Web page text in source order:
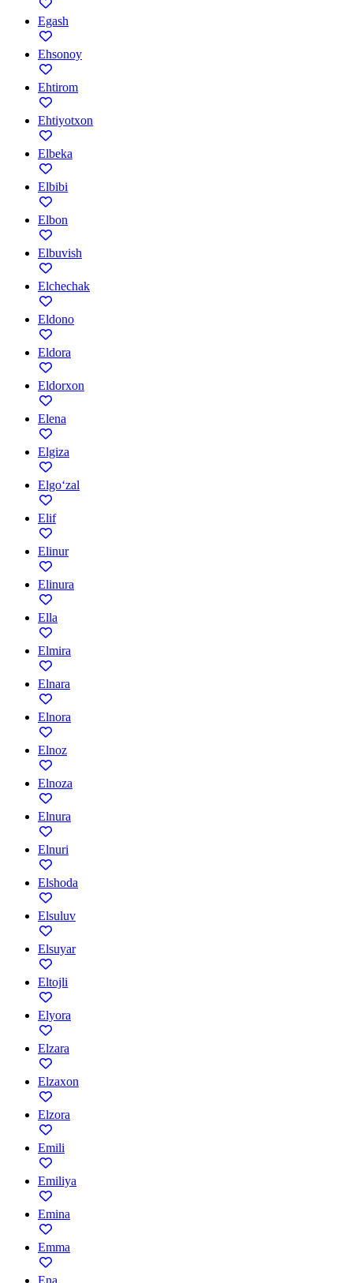
Egash
Ehsonoy
Ehtirom
Ehtiyotxon
Elbeka
Elbibi
Elbon
Elbuvish
Elchechak
Eldono
Eldora
Eldorxon
Elena
Elgiza
Elgo‘zal
Elif
Elinur
Elinura
Ella
Elmira
Elnara
Elnora
Elnoz
Elnoza
Elnura
Elnuri
Elshoda
Elsuluv
Elsuyar
Eltojli
Elyora
Elzara
Elzaxon
Elzora
Emili
Emiliya
Emina
Emma
Ena